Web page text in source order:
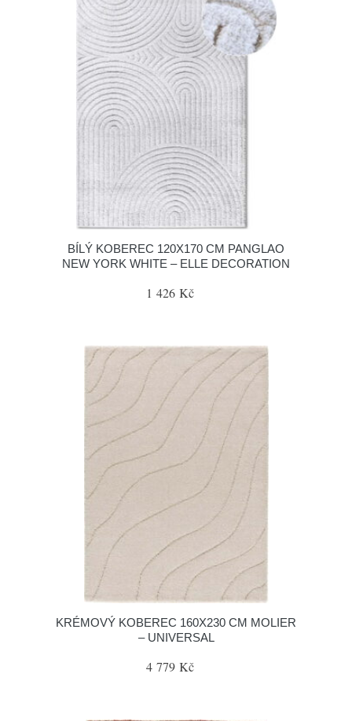
BÍLÝ KOBEREC 120X170 CM PANGLAO
NEW YORK WHITE – ELLE DECORATION
1 426 Kč
KRÉMOVÝ KOBEREC 160X230 CM MOLIER
– UNIVERSAL
4 779 Kč